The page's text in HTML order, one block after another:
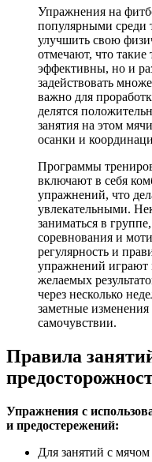
Упражнения на
популярными среди
улучшить свою
отмечают, что такие
эффективны, но и
задействовать
важно для
делятся
занятия на этом
осанки и
Программы
включают в себя
упражнений, что
увлекательными.
заниматься в
соревнования и
регулярность и
упражнений играют
желаемых
через несколько
заметные
самочувствии.
Правила
Упражнения с
и предостережений:
Для занятий с